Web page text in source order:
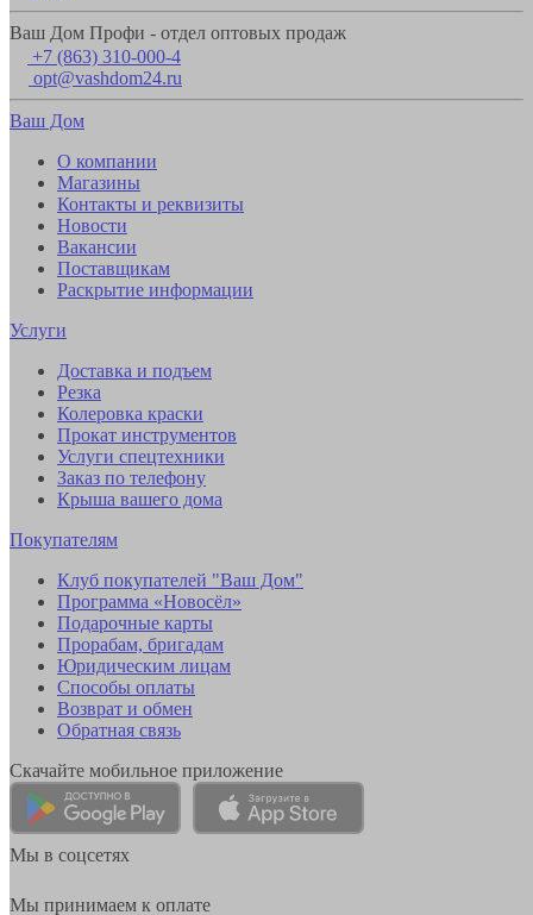
Ваш Дом Профи - отдел оптовых продаж
+7 (863) 310-000-4
opt@vashdom24.ru
Ваш Дом
О компании
Магазины
Контакты и реквизиты
Новости
Вакансии
Поставщикам
Раскрытие информации
Услуги
Доставка и подъем
Резка
Колеровка краски
Прокат инструментов
Услуги спецтехники
Заказ по телефону
Крыша вашего дома
Покупателям
Клуб покупателей "Ваш Дом"
Программа «Новосёл»
Подарочные карты
Прорабам, бригадам
Юридическим лицам
Способы оплаты
Возврат и обмен
Обратная связь
Скачайте мобильное приложение
Мы в соцсетях
Мы принимаем к оплате